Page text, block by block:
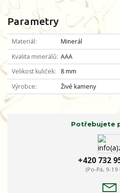
Parametry
Materiál
Minerál
Kvalita minerálů AAA
Velikost kuliček
8 mm
Výrobce
Živé kameny
Potřebujete
+420 732
(Po-Pá, 9-19